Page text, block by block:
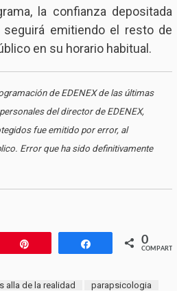
la confianza depositada
seguirá emitiendo el resto de
en su horario habitual.
de EDENEX de las últimas
del director de EDENEX,
fue emitido por error, al
Error que ha sido definitivamente
Compartir0
alla de la realidad
parapsicologia